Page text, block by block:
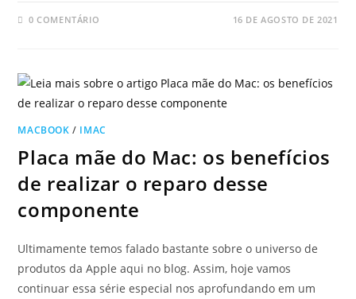
0 COMENTÁRIO 16 DE AGOSTO DE 2021
MACBOOK / IMAC
Placa mãe do Mac: os benefícios
de realizar o reparo desse
componente
Ultimamente temos falado bastante sobre o universo de
produtos da Apple aqui no blog. Assim, hoje vamos
continuar essa série especial nos aprofundando em um